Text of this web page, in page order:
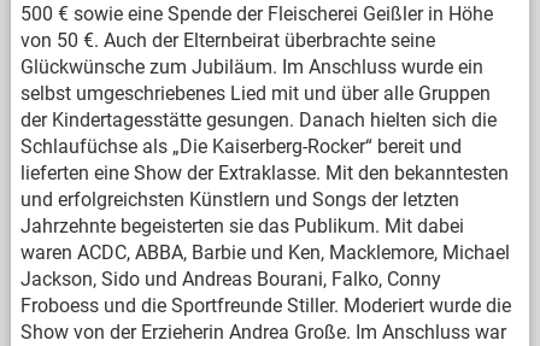
500 € sowie eine Spende der Fleischerei Geißler in Höhe
von 50 €. Auch der Elternbeirat überbrachte seine
Glückwünsche zum Jubiläum. Im Anschluss wurde ein
selbst umgeschriebenes Lied mit und über alle Gruppen
der Kindertagesstätte gesungen. Danach hielten sich die
Schlaufüchse als „Die Kaiserberg-Rocker“ bereit und
lieferten eine Show der Extraklasse. Mit den bekanntesten
und erfolgreichsten Künstlern und Songs der letzten
Jahrzehnte begeisterten sie das Publikum. Mit dabei
waren ACDC, ABBA, Barbie und Ken, Macklemore, Michael
Jackson, Sido und Andreas Bourani, Falko, Conny
Froboess und die Sportfreunde Stiller. Moderiert wurde die
Show von der Erzieherin Andrea Große. Im Anschluss war